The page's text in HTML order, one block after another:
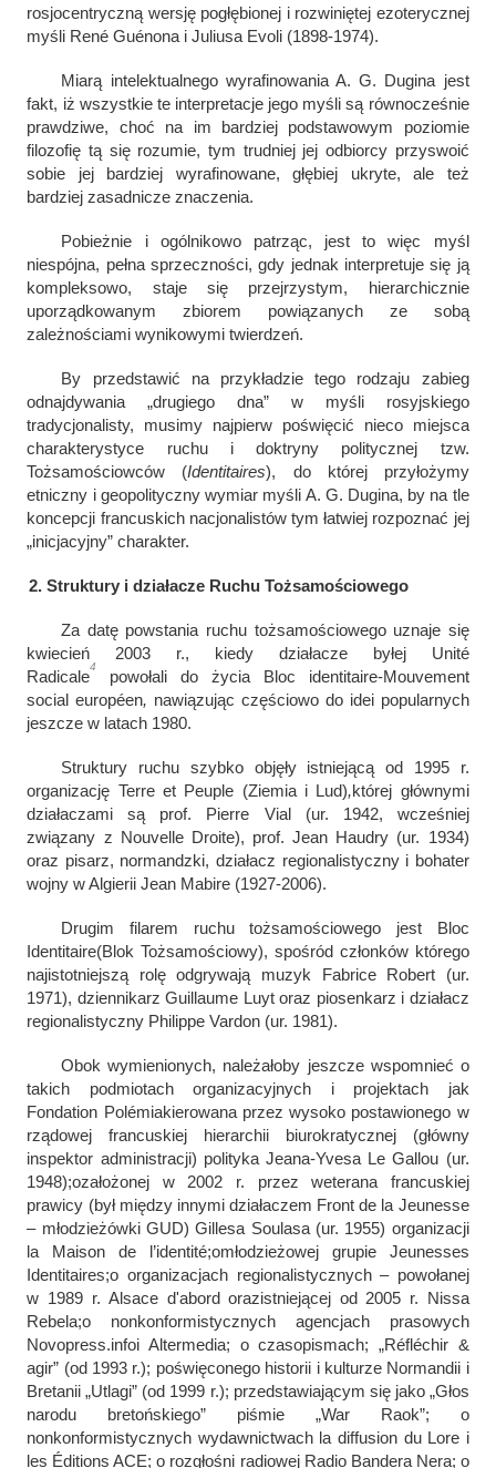
rosjocentryczną wersję pogłębionej i rozwiniętej ezoterycznej
myśli René Guénona i Juliusa Evoli (1898-1974).
Miarą intelektualnego wyrafinowania A. G. Dugina jest
fakt, iż wszystkie te interpretacje jego myśli są równocześnie
prawdziwe, choć na im bardziej podstawowym poziomie
filozofię tą się rozumie, tym trudniej jej odbiorcy przyswoić
sobie jej bardziej wyrafinowane, głębiej ukryte, ale też
bardziej zasadnicze znaczenia.
Pobieżnie i ogólnikowo patrząc, jest to więc myśl
niespójna, pełna sprzeczności, gdy jednak interpretuje się ją
kompleksowo, staje się przejrzystym, hierarchicznie
uporządkowanym zbiorem powiązanych ze sobą
zależnościami wynikowymi twierdzeń.
By przedstawić na przykładzie tego rodzaju zabieg
odnajdywania „drugiego dna” w myśli rosyjskiego
tradycjonalisty, musimy najpierw poświęcić nieco miejsca
charakterystyce ruchu i doktryny politycznej tzw.
Tożsamościowców (Identitaires), do której przyłożymy
etniczny i geopolityczny wymiar myśli A. G. Dugina, by na tle
koncepcji francuskich nacjonalistów tym łatwiej rozpoznać jej
„inicjacyjny” charakter.
2. Struktury i działacze Ruchu Tożsamościowego
Za datę powstania ruchu tożsamościowego uznaje się
kwiecień 2003 r., kiedy działacze byłej Unité
Radicale
4
powołali do życia Bloc identitaire-Mouvement
social européen, nawiązując częściowo do idei popularnych
jeszcze w latach 1980.
Struktury ruchu szybko objęły istniejącą od 1995 r.
organizację Terre et Peuple (Ziemia i Lud),której głównymi
działaczami są prof. Pierre Vial (ur. 1942, wcześniej
związany z Nouvelle Droite), prof. Jean Haudry (ur. 1934)
oraz pisarz, normandzki, działacz regionalistyczny i bohater
wojny w Algierii Jean Mabire (1927-2006).
Drugim filarem ruchu tożsamościowego jest Bloc
Identitaire(Blok Tożsamościowy), spośród członków którego
najistotniejszą rolę odgrywają muzyk Fabrice Robert (ur.
1971), dziennikarz Guillaume Luyt oraz piosenkarz i działacz
regionalistyczny Philippe Vardon (ur. 1981).
Obok wymienionych, należałoby jeszcze wspomnieć o
takich podmiotach organizacyjnych i projektach jak
Fondation Polémiakierowana przez wysoko postawionego w
rządowej francuskiej hierarchii biurokratycznej (główny
inspektor administracji) polityka Jeana-Yvesa Le Gallou (ur.
1948);ozałożonej w 2002 r. przez weterana francuskiej
prawicy (był między innymi działaczem Front de la Jeunesse
– młodzieżówki GUD) Gillesa Soulasa (ur. 1955) organizacji
la Maison de l’identité;omłodzieżowej grupie Jeunesses
Identitaires;o organizacjach regionalistycznych – powołanej
w 1989 r.Alsace d'abord orazistniejącej od 2005 r. Nissa
Rebela;o nonkonformistycznych agencjach prasowych
Novopress.infoi Altermedia; o czasopismach; „Réfléchir &
agir” (od 1993 r.); poświęconego historii i kulturze Normandii i
Bretanii „Utlagi” (od 1999 r.); przedstawiającym się jako „Głos
narodu bretońskiego” piśmie „War Raok”; o
nonkonformistycznych wydawnictwach la diffusion du Lore i
les Éditions ACE; o rozgłośni radiowej Radio Bandera Nera; o